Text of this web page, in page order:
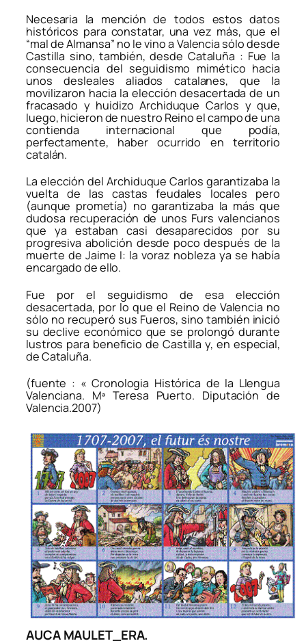
Necesaria la mención de todos estos datos
históricos para constatar, una vez más, que el
“mal de Almansa” no le vino a Valencia sólo desde
Castilla sino, también, desde Cataluña : Fue la
consecuencia del seguidismo mimético hacia
unos desleales aliados catalanes, que la
movilizaron hacia la elección desacertada de un
fracasado y huidizo Archiduque Carlos y que,
luego, hicieron de nuestro Reino el campo de una
contienda internacional que podía,
perfectamente, haber ocurrido en territorio
catalán.
La elección del Archiduque Carlos garantizaba la
vuelta de las castas feudales locales pero
(aunque prometía) no garantizaba la más que
dudosa recuperación de unos Furs valencianos
que ya estaban casi desaparecidos por su
progresiva abolición desde poco después de la
muerte de Jaime I: la voraz nobleza ya se había
encargado de ello.
Fue por el seguidismo de esa elección
desacertada, por lo que el Reino de Valencia no
sólo no recuperó sus Fueros, sino también inició
su declive económico que se prolongó durante
lustros para beneficio de Castilla y, en especial,
de Cataluña.
(fuente : « Cronologia Histórica de la Llengua
Valenciana. Mª Teresa Puerto. Diputación de
Valencia.2007)
AUCA MAULET_ERA.